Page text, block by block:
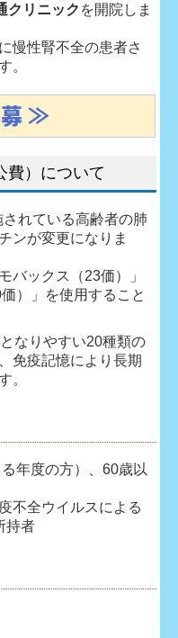
クリニック を開院しま
慢性腎不全の患者さ
。
≫
費）について
れている高齢者の肺
ンが変更になりま
バックス（23価）」
）」を使用すること
なりやすい20種類の
免疫記憶により長期
。
年度の方）、60歳以
不全ウイルスによる
持者